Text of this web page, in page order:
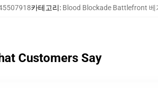
카테고리: Blood Blockade Battlefront 베
Customers Say